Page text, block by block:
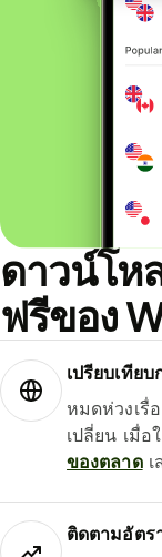
ดาวน์โห
ฟรีของ
เปรียบเทีย
หมดห่วงเรื่
เปลี่ยน เมื่
ของตลาดเ
ติดตามอัตร